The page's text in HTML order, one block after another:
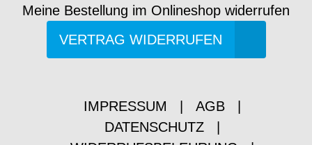
Meine Bestellung im Onlineshop widerrufen
VERTRAG WIDERRUFEN
IMPRESSUM AGB
DATENSCHUTZ